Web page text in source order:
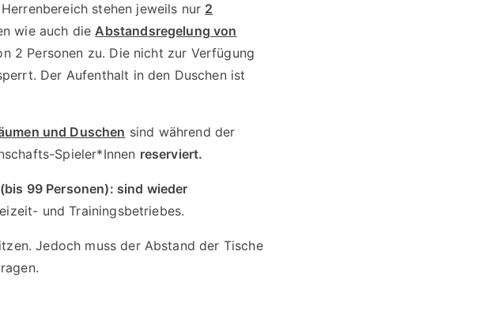
stehen jeweils nur 2
wie auch dieAbstandsregelung von
2 Personen zu. Die nicht zur Verfügung
Der Aufenthalt in den Duschen ist
und Duschen sind während der
Spieler*Innen reserviert.
99 Personen): sind wieder
und Trainingsbetriebes.
Jedoch muss der Abstand der Tische